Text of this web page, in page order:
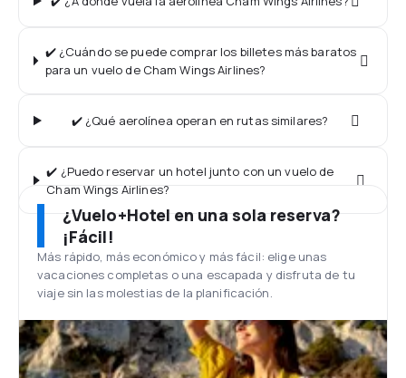
✔️ ¿Cuándo se puede comprar los billetes más baratos
para un vuelo de Cham Wings Airlines?
✔️ ¿Qué aerolínea operan en rutas similares?
✔️ ¿Puedo reservar un hotel junto con un vuelo de
Cham Wings Airlines?
¿Vuelo+Hotel en una sola reserva?
¡Fácil!
Más rápido, más económico y más fácil: elige unas
vacaciones completas o una escapada y disfruta de tu
viaje sin las molestias de la planificación.